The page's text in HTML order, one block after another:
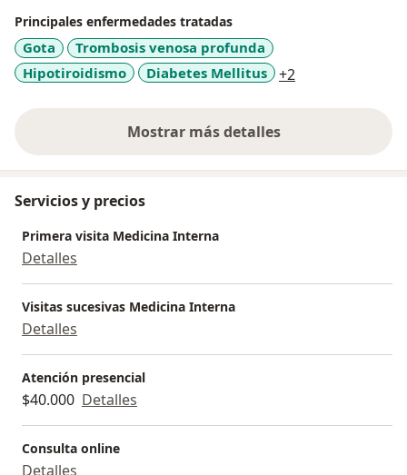
Principales enfermedades tratadas
Gota
Trombosis venosa profunda
Hipotiroidismo
Diabetes Mellitus +2
Mostrar más detalles
sobre la experiencia
Servicios y precios
Primera visita Medicina Interna
Detalles
Visitas sucesivas Medicina Interna
Detalles
Atención presencial
$40.000 Detalles
Consulta online
Detalles